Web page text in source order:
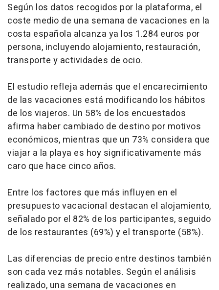
Según los datos recogidos por la plataforma, el
coste medio de una semana de vacaciones en la
costa española alcanza ya los 1.284 euros por
persona, incluyendo alojamiento, restauración,
transporte y actividades de ocio.
El estudio refleja además que el encarecimiento
de las vacaciones está modificando los hábitos
de los viajeros. Un 58% de los encuestados
afirma haber cambiado de destino por motivos
económicos, mientras que un 73% considera que
viajar a la playa es hoy significativamente más
caro que hace cinco años.
Entre los factores que más influyen en el
presupuesto vacacional destacan el alojamiento,
señalado por el 82% de los participantes, seguido
de los restaurantes (69%) y el transporte (58%).
Las diferencias de precio entre destinos también
son cada vez más notables. Según el análisis
realizado, una semana de vacaciones en